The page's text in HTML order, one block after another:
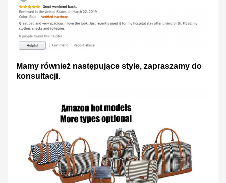
Mamy również następujące style, zapraszamy do
konsultacji.